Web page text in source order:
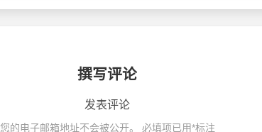
撰写评论
发表评论
您的电子邮箱地址不会被公开。 必填项已用*标注